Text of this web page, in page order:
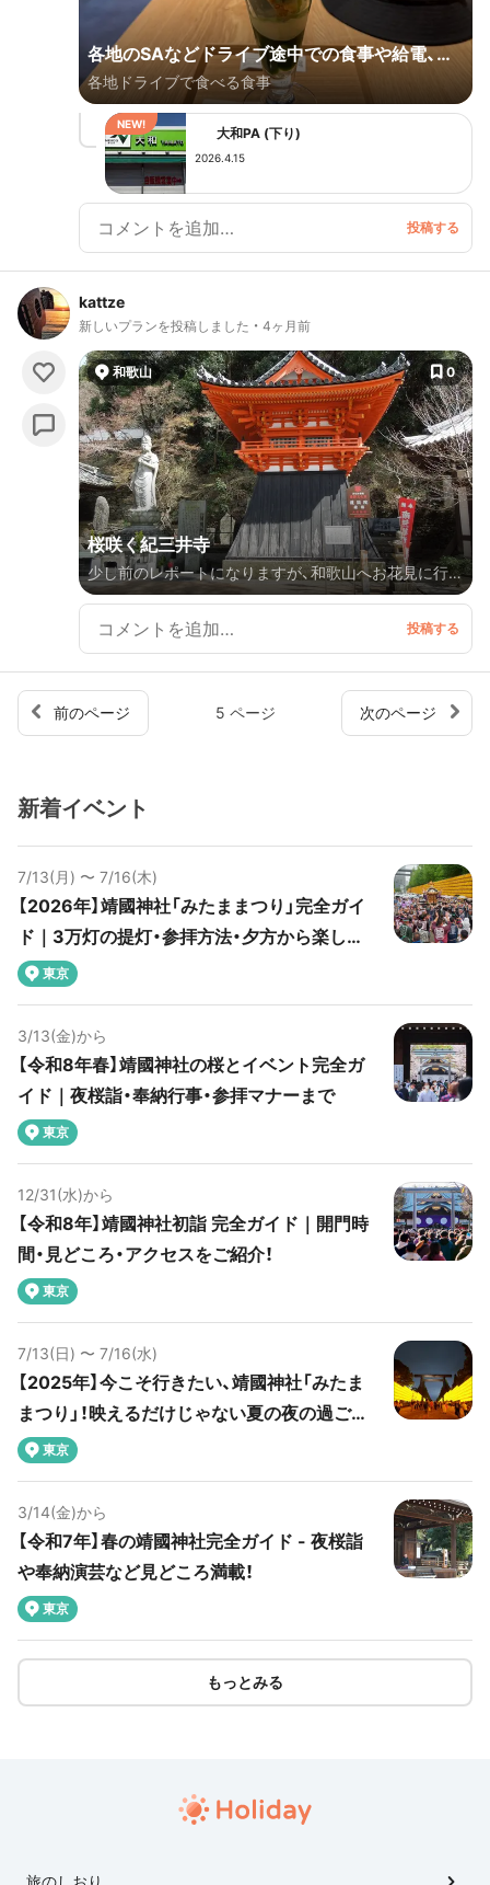
各地のSAなどドライブ途中での食事や給電、そ
して日帰り温泉。
各地ドライブで食べる食事
大和PA (下り)
2026.4.15
kattze
新しいプランを投稿しました 4ヶ月前
和歌山 0
桜咲く紀三井寺
少し前のレポートになりますが、和歌山へお花見に行っ
てきました。 諸般の事情により外出ができなかったの
で、久しぶりのお出かけです。 地元京都より、特急を乗
り継いで和歌山駅へ降り立ちました。 和歌山駅近くで
カーシェア。 早速お目当ての『紀三井寺』へ向かいま
す。 近くのパーキングに止めて向かいましたが、目の
前には果てしない階段が。。。 しかし、脇道を逸れると
と、その先に境内へ行けるエレベーターがあります。
の花見客がおられ、とても賑やかでした。 ゆっくり紀
三井寺を堪能して、次に向かうは『和歌山城』です。 し
かし、駐車場がどこも🈵 仕方なく行き先を変更し、『道
の駅 海南サクアス』へ 新鮮な海鮮と野菜、果物が堪能
前のページ 5 ページ 次のページ
新着イベント
7/13(月) 〜 7/16(木)
【2026年】靖國神社「みたままつり」完全ガイ
ド｜3万灯の提灯・参拝方法・夕方から楽しめ
るプランを紹介
東京
3/13(金)から
【令和8年春】靖國神社の桜とイベント完全ガ
イド｜夜桜詣・奉納行事・参拝マナーまで
東京
12/31(水)から
【令和8年】靖國神社初詣 完全ガイド｜開門時
間・見どころ・アクセスをご紹介！
東京
7/13(日) 〜 7/16(水)
【2025年】今こそ行きたい、靖國神社「みたま
まつり」！映えるだけじゃない夏の夜の過ごし
方 東京
3/14(金)から
【令和7年】春の靖國神社完全ガイド - 夜桜詣
や奉納演芸など見どころ満載！
東京
もっとみる
旅のしおり